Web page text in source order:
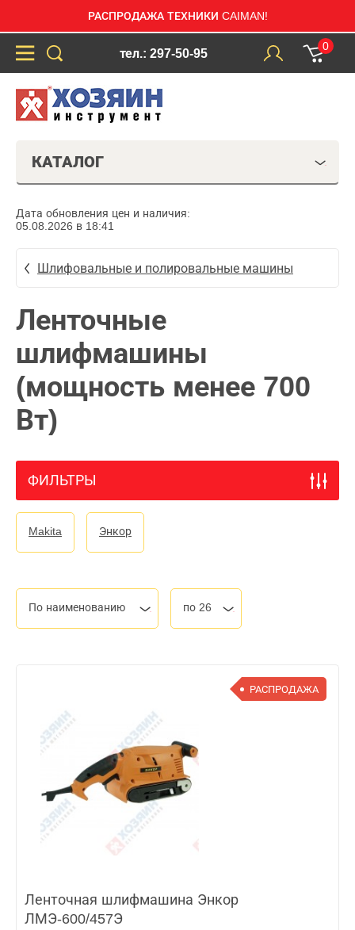
РАСПРОДАЖА ТЕХНИКИ CAIMAN!
тел.: 297-50-95
0
КАТАЛОГ
Дата обновления цен и наличия:
05.08.2026 в 18:41
Шлифовальные и полировальные машины
Ленточные
шлифмашины
(мощность менее 700
Вт)
ФИЛЬТРЫ
Makita Энкор
По наименованию по 26
РАСПРОДАЖА
Ленточная шлифмашина Энкор
ЛМЭ-600/457Э